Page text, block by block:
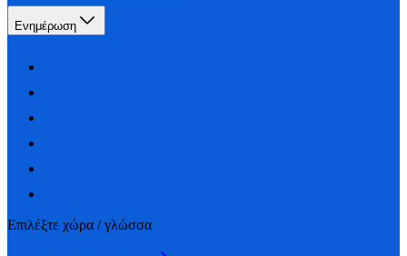
Ενημέρωση
Επιλέξτε χώρα / γλώσσα